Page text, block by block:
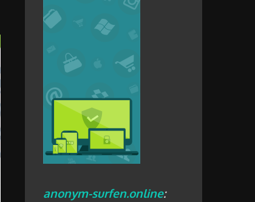
anonym-surfen.online: